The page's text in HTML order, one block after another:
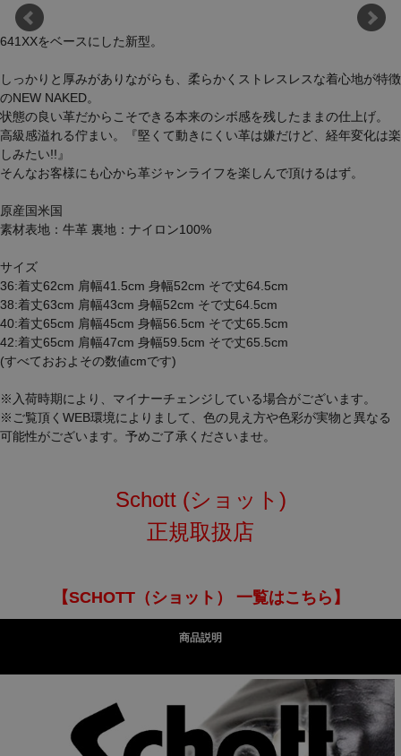
641XXをベースにした新型。
しっかりと厚みがありながらも、柔らかくストレスレスな着心地が特徴
のNEW NAKED。
状態の良い革だからこそできる本来のシボ感を残したままの仕上げ。
高級感溢れる佇まい。『堅くて動きにくい革は嫌だけど、経年変化は楽
しみたい!!』
そんなお客様にも心から革ジャンライフを楽しんで頂けるはず。
原産国米国
素材表地：牛革 裏地：ナイロン100%
サイズ
36:着丈62cm 肩幅41.5cm 身幅52cm そで丈64.5cm
38:着丈63cm 肩幅43cm 身幅52cm そで丈64.5cm
40:着丈65cm 肩幅45cm 身幅56.5cm そで丈65.5cm
42:着丈65cm 肩幅47cm 身幅59.5cm そで丈65.5cm
(すべておおよその数値cmです)
※入荷時期により、マイナーチェンジしている場合がございます。
※ご覧頂くWEB環境によりまして、色の見え方や色彩が実物と異なる
可能性がございます。予めご了承くださいませ。
Schott (ショット)
正規取扱店
【SCHOTT（ショット） 一覧はこちら】
商品説明